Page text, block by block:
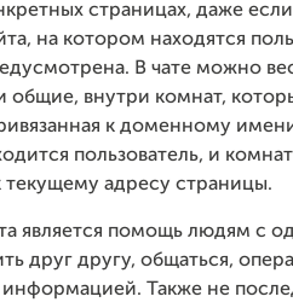
страницах, даже если
на котором находятся
В чате можно
общие, внутри комнат,
к доменному
пользователь, и
текущему адресу страницы.
является помощь людям с
друг другу, общаться,
информацией. Также не